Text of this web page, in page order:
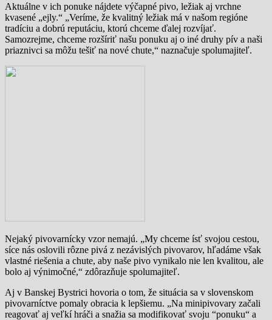
Aktuálne v ich ponuke nájdete výčapné pivo, ležiak aj vrchne
kvasené „ejly.“ „Veríme, že kvalitný ležiak má v našom regióne
tradíciu a dobrú reputáciu, ktorú chceme ďalej rozvíjať.
Samozrejme, chceme rozšíriť našu ponuku aj o iné druhy pív a naši
priaznivci sa môžu tešiť na nové chute,“ naznačuje spolumajiteľ.
Nejaký pivovarnícky vzor nemajú. „My chceme ísť svojou cestou,
síce nás oslovili rôzne pivá z nezávislých pivovarov, hľadáme však
vlastné riešenia a chute, aby naše pivo vynikalo nie len kvalitou, ale
bolo aj výnimočné,“ zdôrazňuje spolumajiteľ.
Aj v Banskej Bystrici hovoria o tom, že situácia sa v slovenskom
pivovarníctve pomaly obracia k lepšiemu. „Na minipivovary začali
reagovať aj veľkí hráči a snažia sa modifikovať svoju “ponuku“ a